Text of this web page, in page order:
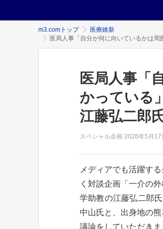
m3.comトップ
医療維新
医局人事「自分が何に向いているかは
医局人事「
かっている
江藤弘二郎
スペシャル企画 2026年5月17
メディアでも活躍す
く対談企画「一介の
学助教の江藤弘二郎
中山氏と、出身地の
議論をしていただき